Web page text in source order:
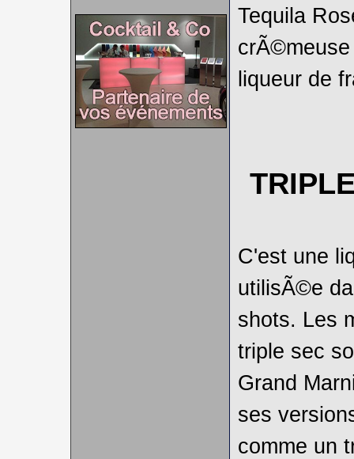
Tequila
liqueur de
C'est une
utilisÃ©e
shots. Les
triple sec
Grand
ses
comme un